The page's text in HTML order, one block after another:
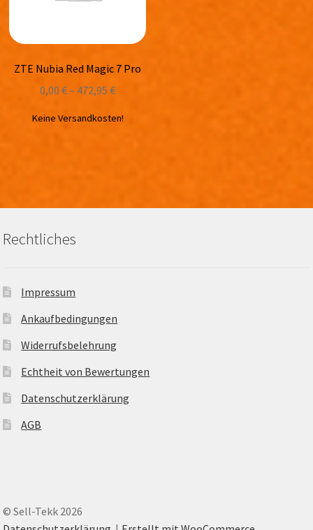
ZTE Nubia Red Magic 7 Pro
0,00€– 472,95€
Keine Versandkosten!
Rechtliches
Impressum
Ankaufbedingungen
Widerrufsbelehrung
Echtheit von Bewertungen
Datenschutzerklärung
AGB
© Sell-Tekk 2026